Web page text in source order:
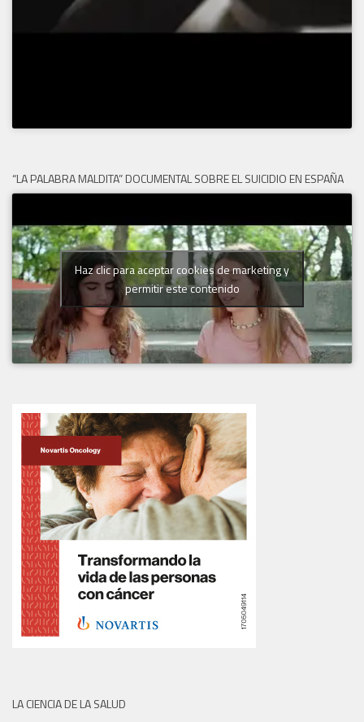
“LA PALABRA MALDITA” DOCUMENTAL SOBRE EL SUICIDIO EN ESPAÑA
Haz clic para aceptar cookies de marketing y
permitir este contenido
LA CIENCIA DE LA SALUD